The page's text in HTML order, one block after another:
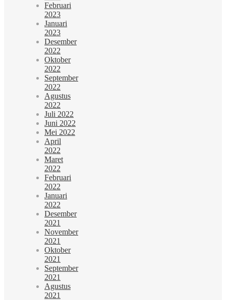
Februari
2023
Januari
2023
Desember
2022
Oktober
2022
September
2022
Agustus
2022
Juli 2022
Juni 2022
Mei 2022
April
2022
Maret
2022
Februari
2022
Januari
2022
Desember
2021
November
2021
Oktober
2021
September
2021
Agustus
2021